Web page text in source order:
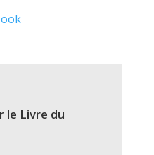
le Livre du